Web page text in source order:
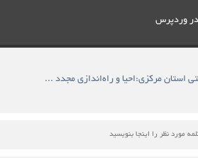
وردپرس
» وزیرصنعت در ستاد اقتصاد مقاومتی استان مرکزی:احیا و راه‌اندازی مجدد ۳۰۰۰ واحدصنعتی تا پایان سال / تولیدملی محور اصلی بودجه ۹۸